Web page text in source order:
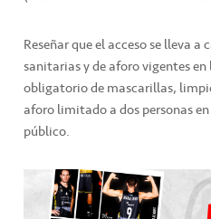
Reseñar que el acceso se lleva
sanitarias y de aforo vigentes
obligatorio de mascarillas,
aforo limitado a dos personas
público.